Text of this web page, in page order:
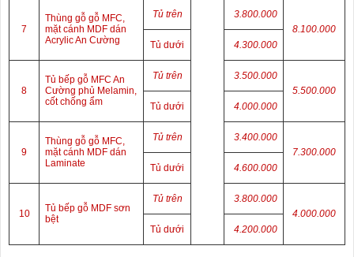
7
Thùng gỗ gỗ MFC,
mặt cánh MDF dán
Acrylic An Cường
Tủ trên
3.800.000
8.100.000
Tủ dưới
4.300.000
8
Tủ bếp gỗ MFC An
Cường phủ Melamin,
cốt chống ẩm
Tủ trên
3.500.000
5.500.000
Tủ dưới
4.000.000
9
Thùng gỗ gỗ MFC,
mặt cánh MDF dán
Laminate
Tủ trên
3.400.000
7.300.000
Tủ dưới
4.600.000
10
Tủ bếp gỗ MDF sơn
bệt
Tủ trên
3.800.000
4.000.000
Tủ dưới
4.200.000